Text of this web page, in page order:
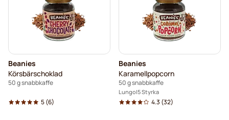
Beanies
Körsbärschoklad
50 g snabbkaffe
5(6)
Beanies
Karamellpopcorn
50 g snabbkaffe
Lungo 5 Styrka
4.3 (32)